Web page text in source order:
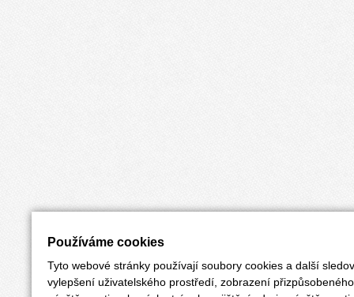
Používáme cookies
Tyto webové stránky používají soubory cookies a další
vylepšení uživatelského prostředí, zobrazení